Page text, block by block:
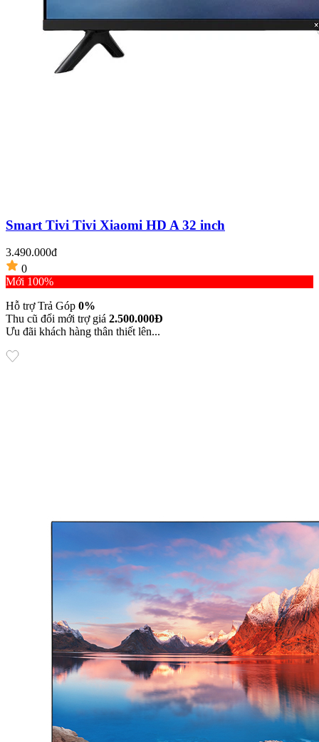
Smart Tivi Tivi Xiaomi HD A 32 inch
3.490.000đ
0
Mới 100%
Hỗ trợ Trả Góp 0%
Thu cũ đổi mới trợ giá 2.500.000Đ
Ưu đãi khách hàng thân thiết lên...